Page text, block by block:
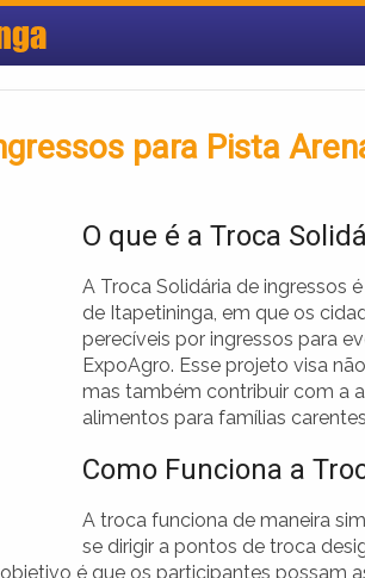
para Pista
O que é a Troca
A Troca Solidária de ingressos
de Itapetininga, em que os
perecíveis por ingressos para
ExpoAgro. Esse projeto visa
mas também contribuir com a
alimentos para famílias
Como Funciona a
A troca funciona de maneira
se dirigir a pontos de troca
é que os participantes possam